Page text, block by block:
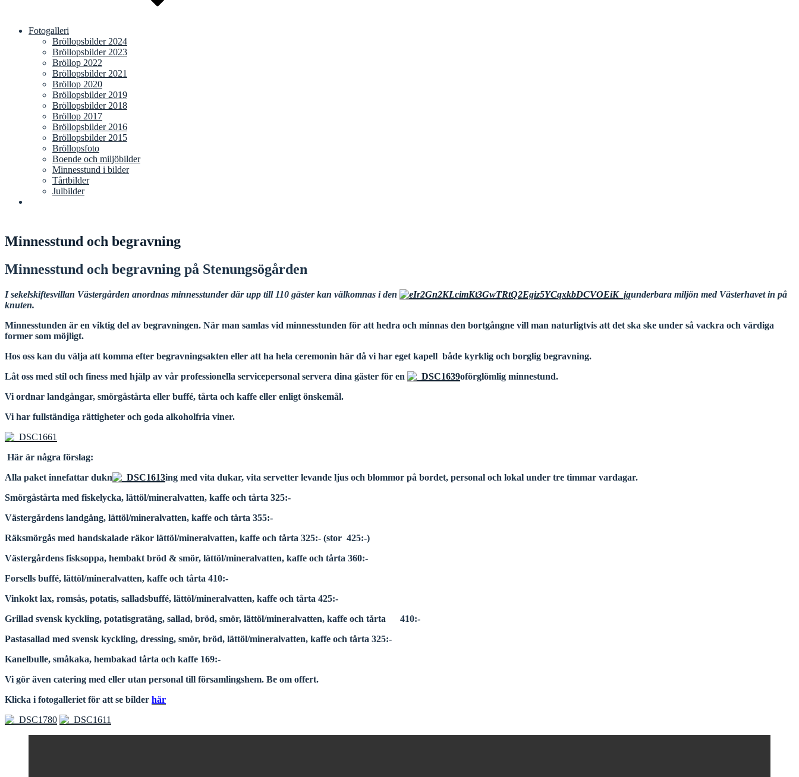
Fotogalleri
Bröllopsbilder 2024
Bröllopsbilder 2023
Bröllop 2022
Bröllopsbilder 2021
Bröllop 2020
Bröllopsbilder 2019
Bröllopsbilder 2018
Bröllop 2017
Bröllopsbilder 2016
Bröllopsbilder 2015
Bröllopsfoto
Boende och miljöbilder
Minnesstund i bilder
Tårtbilder
Julbilder
Minnesstund och begravning
Minnesstund och begravning på Stenungsögården
I sekelskiftesvillan Västergården anordnas minnesstunderdär upp till 110 gäster kan välkomnas i den underbara miljön med Västerhavet in på
knuten.
Minnesstunden är en viktig del av begravningen. När man samlas vid minnesstunden för att hedra och minnas den bortgångne vill man naturligtvis att det ska ske under så vackra och värdiga
former som möjligt.
Hos oss kan du välja att komma efter begravningsakten eller att ha hela ceremonin här då vi har eget kapell både kyrklig och borglig begravning.
Låt oss med stil och finess med hjälp av vår professionella servicepersonal servera dina gäster för en
oförglömlig minnestund.
Vi ordnar landgångar, smörgåstårta eller buffé, tårta och kaffe eller enligt önskemål.
Vi har fullständiga rättigheter och goda alkoholfria viner.
Här är några förslag:
Alla paket innefattar dukn
ing med vita dukar, vita servetter levande ljus och blommor på bordet, personal och lokal under tre timmar vardagar.
Smörgåstårta med fiskelycka, lättöl/mineralvatten, kaffe och tårta 325:-
Västergårdens landgång, lättöl/mineralvatten, kaffe och tårta 355:-
Räksmörgås med handskalade räkor lättöl/mineralvatten, kaffe och tårta 325:- (stor 425:-)
Västergårdens fisksoppa, hembakt bröd & smör, lättöl/mineralvatten, kaffe och tårta 360:-
Forsells buffé, lättöl/mineralvatten, kaffe och tårta 410:-
Vinkokt lax, romsås, potatis, salladsbuffé, lättöl/mineralvatten, kaffe och tårta 425:-
Grillad svensk kyckling, potatisgratäng, sallad, bröd, smör, lättöl/mineralvatten, kaffe och tårta 410:-
Pastasallad med svensk kyckling, dressing, smör, bröd, lättöl/mineralvatten, kaffe och tårta 325:-
Kanelbulle, småkaka, hembakad tårta och kaffe 169:-
Vi gör även catering med eller utan personal till församlingshem. Be om offert.
Klicka i fotogalleriet för att se bilder här